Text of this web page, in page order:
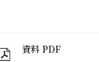
資料 PDF